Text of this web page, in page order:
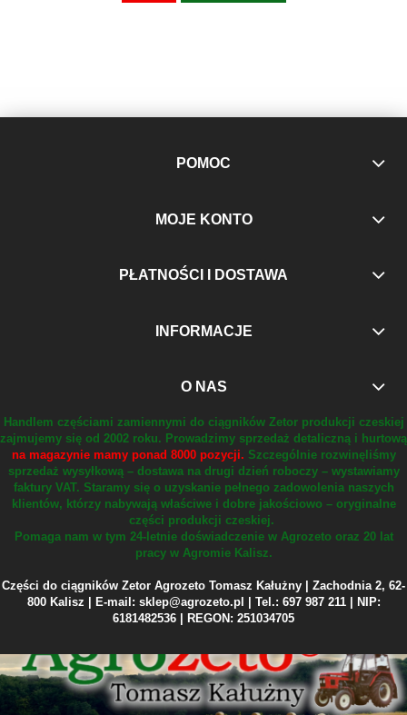
POMOC
MOJE KONTO
PŁATNOŚCI I DOSTAWA
INFORMACJE
O NAS
Handlem częściami zamiennymi do ciągników Zetor produkcji czeskiej
zajmujemy się od 2002 roku. Prowadzimy sprzedaż detaliczną i hurtową
na magazynie mamy ponad 8000 pozycji. Szczególnie rozwinęliśmy
sprzedaż wysyłkową – dostawa na drugi dzień roboczy – wystawiamy
faktury VAT. Staramy się o uzyskanie pełnego zadowolenia naszych
klientów, którzy nabywają właściwe i dobre jakościowo – oryginalne
części produkcji czeskiej.
Pomaga nam w tym 24-letnie doświadczenie w Agrozeto oraz 20 lat
pracy w Agromie Kalisz.
Części do ciągników Zetor Agrozeto Tomasz Kałużny | Zachodnia 2, 62-
800 Kalisz | E-mail: sklep@agrozeto.pl | Tel.: 697 987 211 | NIP:
6181482536 | REGON: 251034705